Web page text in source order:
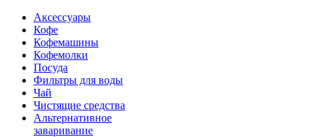
Аксессуары
Кофе
Кофемашины
Кофемолки
Посуда
Фильтры для воды
Чай
Чистящие средства
Альтернативное
заваривание